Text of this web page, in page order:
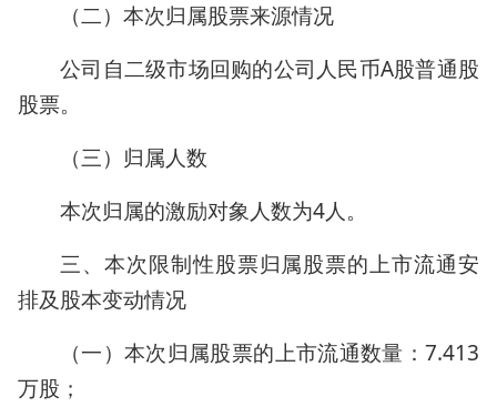
（二）本次归属股票来源情况
公司自二级市场回购的公司人民币A股普通股
股票。
（三）归属人数
本次归属的激励对象人数为4人。
三、本次限制性股票归属股票的上市流通安
排及股本变动情况
（一）本次归属股票的上市流通数量：7.413
万股；